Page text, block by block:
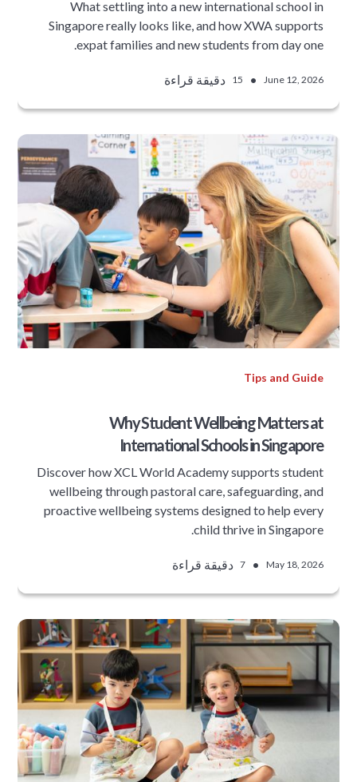
What settling into a new international school in
Singapore really looks like, and how XWA supports
expat families and new students from day one.
June 12, 2026
•
15 دقيقة قراءة
Tips and Guide
Why Student Wellbeing Matters at
International Schools in Singapore
Discover how XCL World Academy supports student
wellbeing through pastoral care, safeguarding, and
proactive wellbeing systems designed to help every
child thrive in Singapore.
May 18, 2026
•
7 دقيقة قراءة